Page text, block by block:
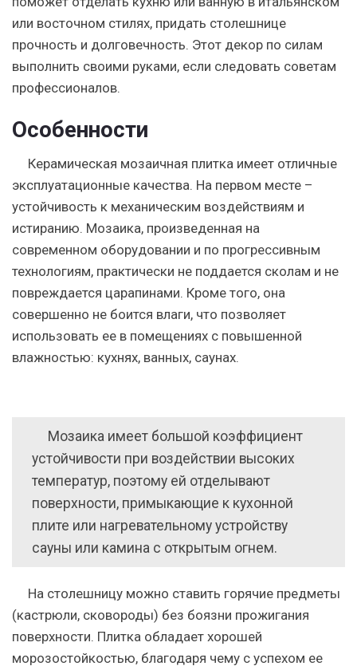
или восточном стилях, придать столешнице
прочность и долговечность. Этот декор по силам
выполнить своими руками, если следовать советам
профессионалов.
Особенности
Керамическая мозаичная плитка имеет отличные
эксплуатационные качества. На первом месте –
устойчивость к механическим воздействиям и
истиранию. Мозаика, произведенная на
современном оборудовании и по прогрессивным
технологиям, практически не поддается сколам и не
повреждается царапинами. Кроме того, она
совершенно не боится влаги, что позволяет
использовать ее в помещениях с повышенной
влажностью: кухнях, ванных, саунах.
Мозаика имеет большой коэффициент
устойчивости при воздействии высоких
температур, поэтому ей отделывают
поверхности, примыкающие к кухонной
плите или нагревательному устройству
сауны или камина с открытым огнем.
На столешницу можно ставить горячие предметы
(кастрюли, сковороды) без боязни прожигания
поверхности. Плитка обладает хорошей
морозостойкостью, благодаря чему с успехом ее